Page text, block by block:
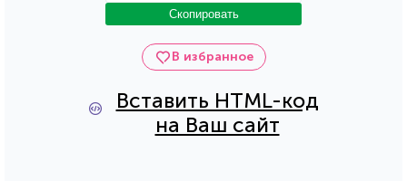
В избранное
Вставить HTML-код
на Ваш сайт
Скопировать